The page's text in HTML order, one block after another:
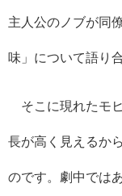
主人公のノブが同
味」について語り
そこに現れたモ
長が高く見えるか
のです。劇中では